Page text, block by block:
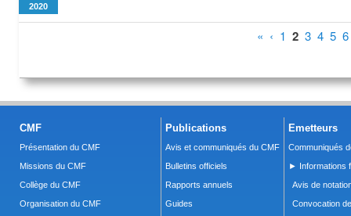
2020
« ‹ 1 2 3 4 5 6
CMF
Présentation du CMF
Missions du CMF
Collège du CMF
Organisation du CMF
Publications
Avis et communiqués du CMF
Bulletins officiels
Rapports annuels
Guides
Emetteurs
Communiqués
► Informations
Avis de
Convocation